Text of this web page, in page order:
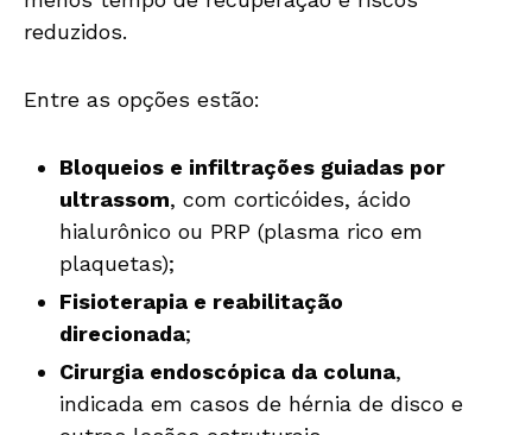
reduzidos.
Entre as opções estão:
Bloqueios e infiltrações guiadas por
ultrassom, com corticóides, ácido
hialurônico ou PRP (plasma rico em
plaquetas);
Fisioterapia e reabilitação
direcionada;
Cirurgia endoscópica da coluna,
indicada em casos de hérnia de disco e